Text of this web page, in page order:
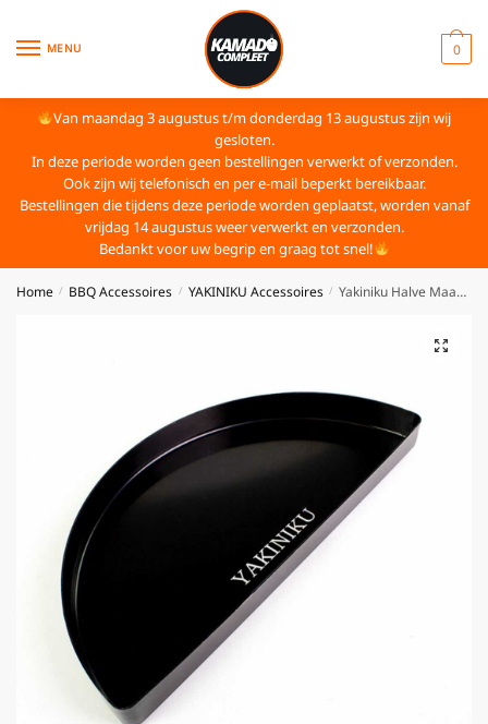
MENU 0
Van maandag 3 augustus t/m donderdag 13 augustus zijn wij
gesloten.
In deze periode worden geen bestellingen verwerkt of verzonden.
Ook zijn wij telefonisch en per e-mail beperkt bereikbaar.
Bestellingen die tijdens deze periode worden geplaatst, worden vanaf
vrijdag 14 augustus weer verwerkt en verzonden.
Bedankt voor uw begrip en graag tot snel!
Home / BBQ Accessoires / YAKINIKU Accessoires / Yakiniku Halve Maan Drippan L/XL